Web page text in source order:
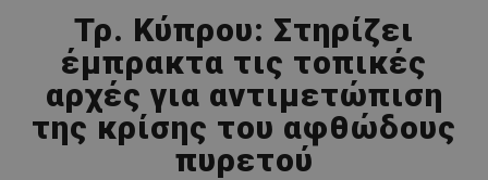
Τρ. Κύπρου: Στηρίζει
έμπρακτα τις τοπικές
αρχές για αντιμετώπιση
της κρίσης του αφθώδους
πυρετού